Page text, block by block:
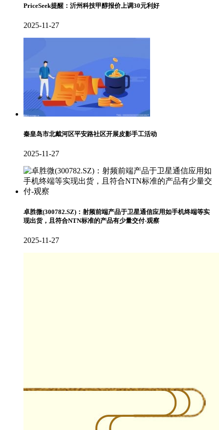
PriceSeek提醒：沂州科技甲醇报价上调30元利好
2025-11-27
秦皇岛市北戴河区平安路社区开展皮影手工活动
2025-11-27
卓胜微(300782.SZ)：射频前端产品于卫星通信应用如手机终端等实
现出货，且符合NTN标准的产品有少量交付-观察
2025-11-27